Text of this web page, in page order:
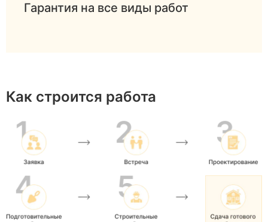
Гарантия на все виды работ
Как строится работа